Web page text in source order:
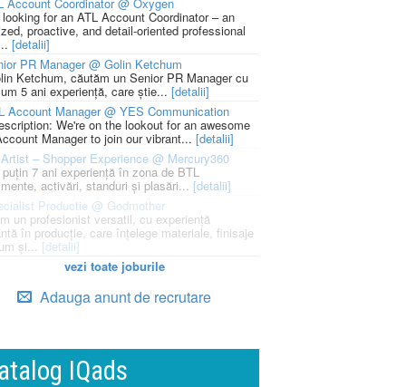
looking for an ATL Account Coordinator – an
proactive, and detail-oriented professional
[detalii]
PR Manager @ Golin Ketchum
Ketchum, căutăm un Senior PR Manager cu
5 ani experiență, care știe... [detalii]
Account Manager @ YES Communication
We're on the lookout for an awesome
Manager to join our vibrant... [detalii]
– Shopper Experience @ Mercury360
7 ani experiență în zona de BTL
activări, standuri și plasări... [detalii]
Productie @ Godmother
un profesionist versatil, cu experiență
în producție, care înțelege materiale, finisaje
și... [detalii]
vezi toate joburile
Adauga anunt de recrutare
IQads